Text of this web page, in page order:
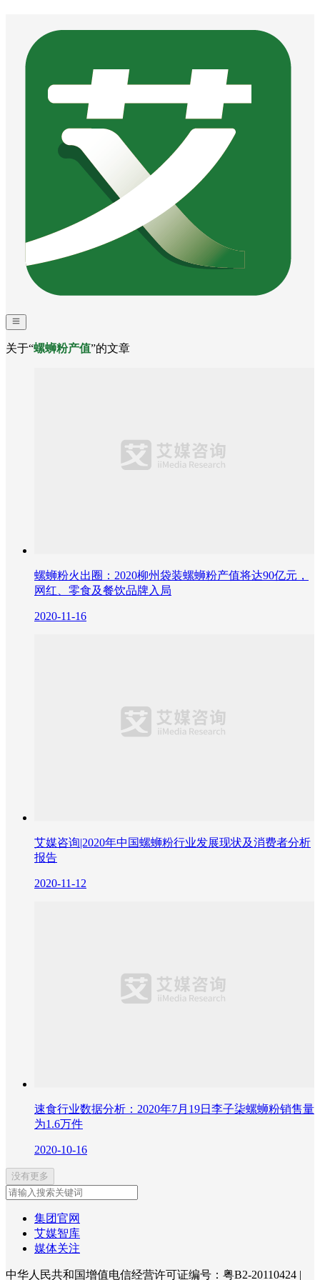
关于“螺蛳粉产值”的文章
螺蛳粉火出圈：2020柳州袋装螺蛳粉产值将达90亿元，
网红、零食及餐饮品牌入局
2020-11-16
艾媒咨询|2020年中国螺蛳粉行业发展现状及消费者分析
报告
2020-11-12
速食行业数据分析：2020年7月19日李子柒螺蛳粉销售量
为1.6万件
2020-10-16
没有更多
集团官网
艾媒智库
媒体关注
中华人民共和国增值电信经营许可证编号：粤B2-20110424 |